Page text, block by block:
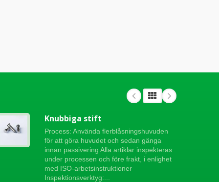
Knubbiga stift
Process: Använda flerblåsningshuvuden
för att göra huvudet och sedan gänga
innan passivering Alla artiklar inspekteras
under processen och före frakt, i enlighet
med ISO-arbetsinstruktioner
Inspektionsverktyg:...